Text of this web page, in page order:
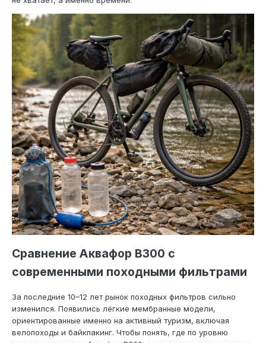
Сравнение Аквафор В300 с
современными походными фильтрами
За последние 10–12 лет рынок походных фильтров сильно
изменился. Появились лёгкие мембранные модели,
ориентированные именно на активный туризм, включая
велопоходы и байкпакинг. Чтобы понять, где по уровню